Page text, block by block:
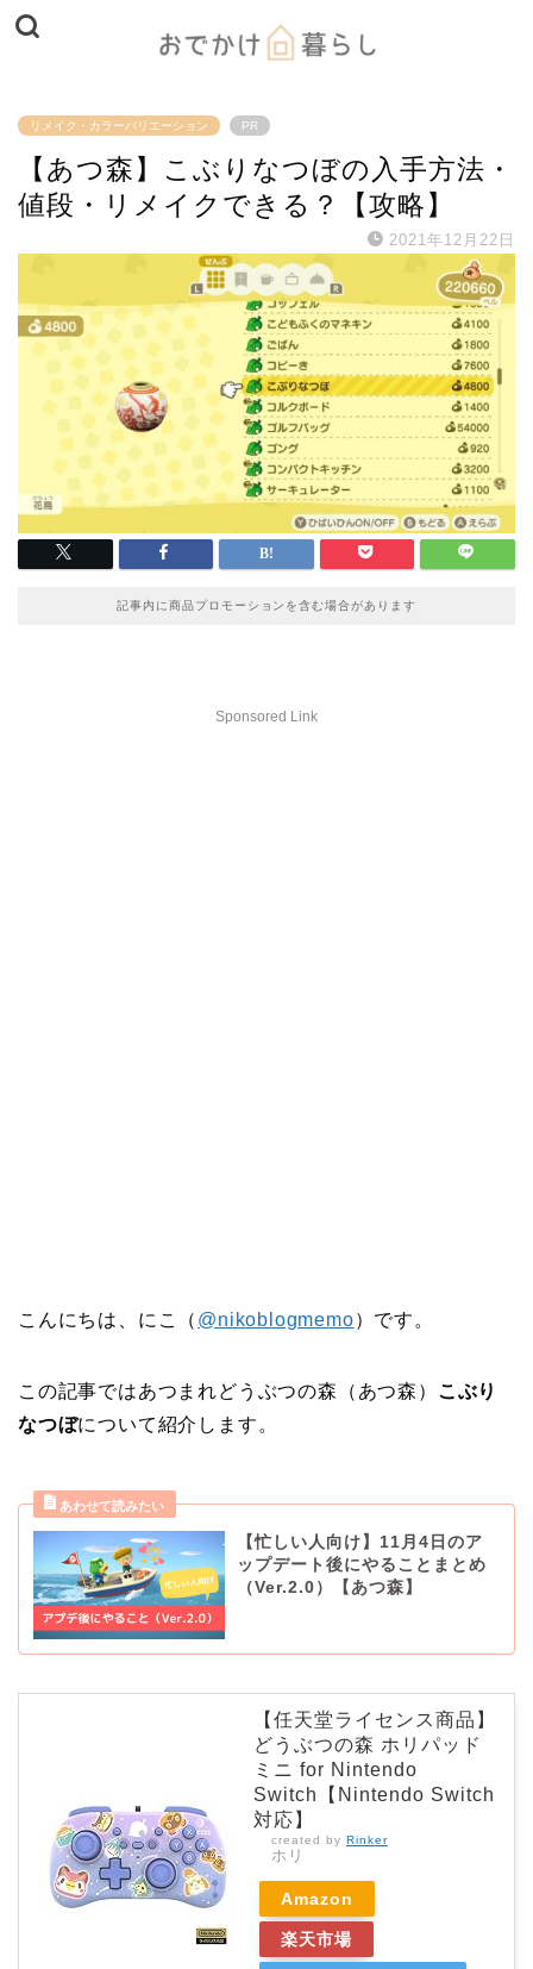
リメイク・カラーバリエーション PR
【あつ森】こぶりなつぼの入手方法・
値段・リメイクできる？【攻略】
2021年12月22日
記事内に商品プロモーションを含む場合があります
Sponsored Link
こんにちは、にこ（ @nikoblogmemo）です。
この記事ではあつまれどうぶつの森（あつ森） こぶり
なつぼについて紹介します。
【忙しい人向け】11月4日のア
ップデート後にやることまとめ
（Ver.2.0）【あつ森】
【任天堂ライセンス商品】
どうぶつの森 ホリパッド
ミニ for Nintendo
Switch【Nintendo Switch
対応】
created by Rinker
ホリ
Amazon
楽天市場